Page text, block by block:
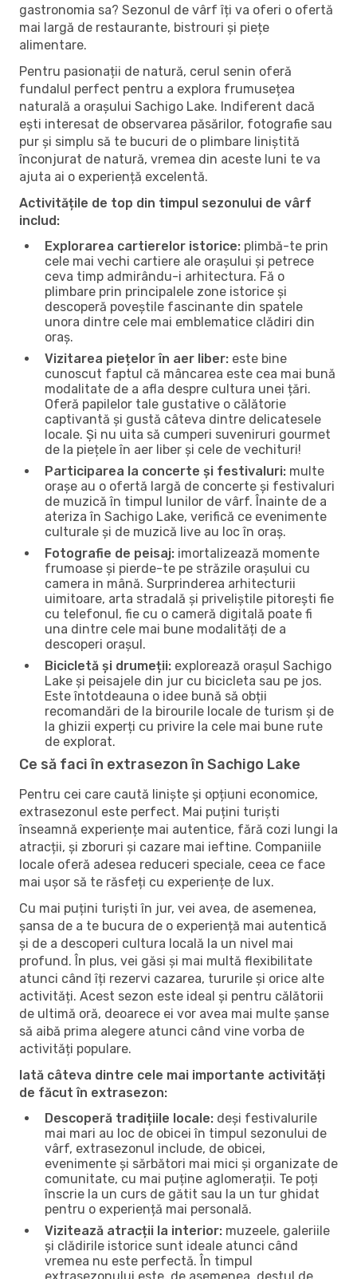
gastronomia sa? Sezonul de vârf îți va oferi o ofertă
mai largă de restaurante, bistrouri și piețe
alimentare.
Pentru pasionații de natură, cerul senin oferă
fundalul perfect pentru a explora frumusețea
naturală a orașului Sachigo Lake. Indiferent dacă
ești interesat de observarea păsărilor, fotografie sau
pur și simplu să te bucuri de o plimbare liniștită
înconjurat de natură, vremea din aceste luni te va
ajuta ai o experiență excelentă.
Activitățile de top din timpul sezonului de vârf
includ:
Explorarea cartierelor istorice: plimbă-te prin
cele mai vechi cartiere ale orașului și petrece
ceva timp admirându-i arhitectura. Fă o
plimbare prin principalele zone istorice și
descoperă poveștile fascinante din spatele
unora dintre cele mai emblematice clădiri din
oraș.
Vizitarea piețelor în aer liber: este bine
cunoscut faptul că mâncarea este cea mai bună
modalitate de a afla despre cultura unei țări.
Oferă papilelor tale gustative o călătorie
captivantă și gustă câteva dintre delicatesele
locale. Și nu uita să cumperi suveniruri gourmet
de la piețele în aer liber și cele de vechituri!
Participarea la concerte și festivaluri: multe
orașe au o ofertă largă de concerte și festivaluri
de muzică în timpul lunilor de vârf. Înainte de a
ateriza în Sachigo Lake, verifică ce evenimente
culturale și de muzică live au loc în oraș.
Fotografie de peisaj: imortalizează momente
frumoase și pierde-te pe străzile orașului cu
camera in mână. Surprinderea arhitecturii
uimitoare, arta stradală și priveliștile pitorești fie
cu telefonul, fie cu o cameră digitală poate fi
una dintre cele mai bune modalități de a
descoperi orașul.
Bicicletă și drumeții: explorează orașul Sachigo
Lake și peisajele din jur cu bicicleta sau pe jos.
Este întotdeauna o idee bună să obții
recomandări de la birourile locale de turism și de
la ghizii experți cu privire la cele mai bune rute
de explorat.
Ce să faci în extrasezon în Sachigo Lake
Pentru cei care caută liniște și opțiuni economice,
extrasezonul este perfect. Mai puțini turiști
înseamnă experiențe mai autentice, fără cozi lungi la
atracții, și zboruri și cazare mai ieftine. Companiile
locale oferă adesea reduceri speciale, ceea ce face
mai ușor să te răsfeți cu experiențe de lux.
Cu mai puțini turiști în jur, vei avea, de asemenea,
șansa de a te bucura de o experiență mai autentică
și de a descoperi cultura locală la un nivel mai
profund. În plus, vei găsi și mai multă flexibilitate
atunci când îți rezervi cazarea, tururile și orice alte
activități. Acest sezon este ideal și pentru călătorii
de ultimă oră, deoarece ei vor avea mai multe șanse
să aibă prima alegere atunci când vine vorba de
activități populare.
Iată câteva dintre cele mai importante activități
de făcut în extrasezon:
Descoperă tradițiile locale: deși festivalurile
mai mari au loc de obicei în timpul sezonului de
vârf, extrasezonul include, de obicei,
evenimente și sărbători mai mici și organizate de
comunitate, cu mai puține aglomerații. Te poți
înscrie la un curs de gătit sau la un tur ghidat
pentru o experiență mai personală.
Vizitează atracții la interior: muzeele, galeriile
și clădirile istorice sunt ideale atunci când
vremea nu este perfectă. În timpul